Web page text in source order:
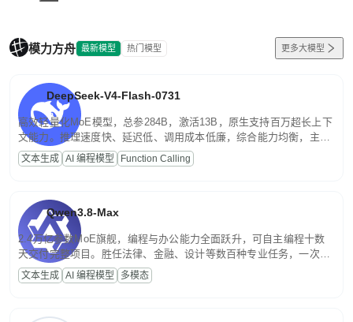
模力方舟 最新模型 热门模型 更多大模型
DeepSeek-V4-Flash-0731
高效轻量化MoE模型，总参284B，激活13B，原生支持百万超长上下
文能力。推理速度快、延迟低、调用成本低廉，综合能力均衡，主打
高并发、轻量化任务，适合日常对话、内容创作、基础 RAG、批量
文案处理等普惠刚需场景。
文本生成 AI 编程模型 Function Calling
Qwen3.8-Max
2.4万亿参数MoE旗舰，编程与办公能力全面跃升，可自主编程十数
天交付完整项目。胜任法律、金融、设计等数百种专业任务，一次对
话端到端交付生产级成果。原生视觉理解贯穿规划、执行与验证全流
程，支持超长文档与长视频的深度语义解析。长程任务中自主规划与
文本生成 AI 编程模型 多模态